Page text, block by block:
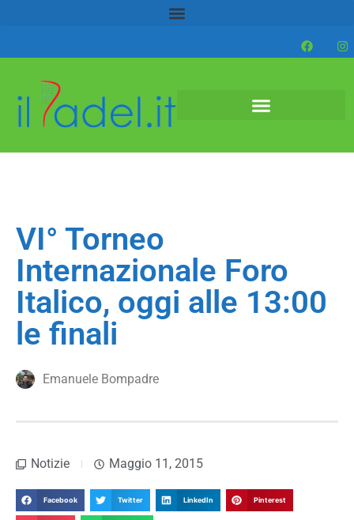
VI° Torneo
Internazionale Foro
Italico, oggi alle 13:00
le finali
Emanuele Bompadre
Notizie Maggio 11, 2015
Facebook Twitter LinkedIn Pinterest